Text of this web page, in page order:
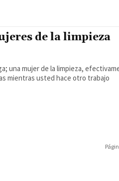
de la limpieza
una mujer de la limpieza,
mientras usted hace otro trabajo